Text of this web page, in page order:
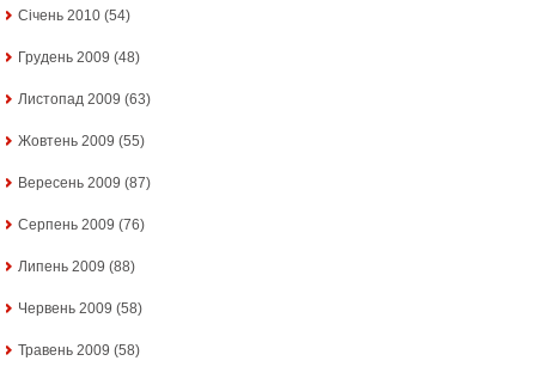
Січень 2010 (54)
Грудень 2009 (48)
Листопад 2009 (63)
Жовтень 2009 (55)
Вересень 2009 (87)
Серпень 2009 (76)
Липень 2009 (88)
Червень 2009 (58)
Травень 2009 (58)